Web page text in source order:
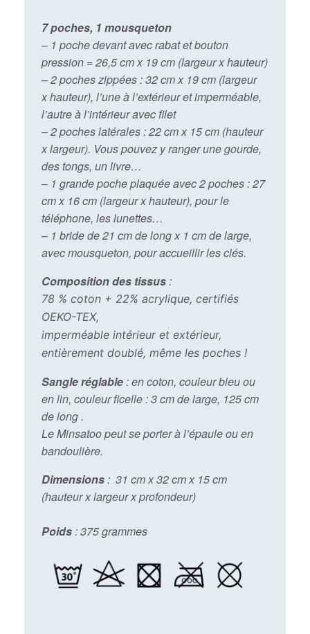
7 poches, 1 mousqueton
– 1 poche devant avec rabat et bouton
pression = 26,5 cm x 19 cm (largeur x hauteur)
– 2 poches zippées : 32 cm x 19 cm (largeur
x hauteur), l’une à l’extérieur et imperméable,
l’autre à l’intérieur avec filet
– 2 poches latérales : 22 cm x 15 cm (hauteur
x largeur). Vous pouvez y ranger une gourde,
des tongs, un livre…
– 1 grande poche plaquée avec 2 poches : 27
cm x 16 cm (largeur x hauteur), pour le
téléphone, les lunettes…
– 1 bride de 21 cm de long x 1 cm de large,
avec mousqueton, pouraccueillir les clés.
Composition des tissus:
78 % coton + 22% acrylique, certifiés
OEKO-TEX,
imperméable intérieur et extérieur,
entièrement doublé, même les poches !
Sangle réglable: en coton, couleur bleu ou
en lin, couleur ficelle : 3 cm de large, 125 cm
de long .
Le Minsatoo peut se porter à l’épaule ou en
bandoulière.
Dimensions: 31 cm x 32 cm x 15 cm
(hauteur x largeur x profondeur)
Poids: 375 grammes